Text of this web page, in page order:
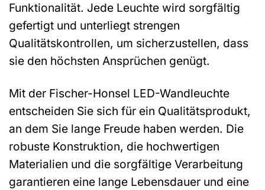
Funktionalität. Jede Leuchte wird sorgfältig
gefertigt und unterliegt strengen
Qualitätskontrollen, um sicherzustellen, dass
sie den höchsten Ansprüchen genügt.
Mit der Fischer-Honsel LED-Wandleuchte
entscheiden Sie sich für ein Qualitätsprodukt,
an dem Sie lange Freude haben werden. Die
robuste Konstruktion, die hochwertigen
Materialien und die sorgfältige Verarbeitung
garantieren eine lange Lebensdauer und eine